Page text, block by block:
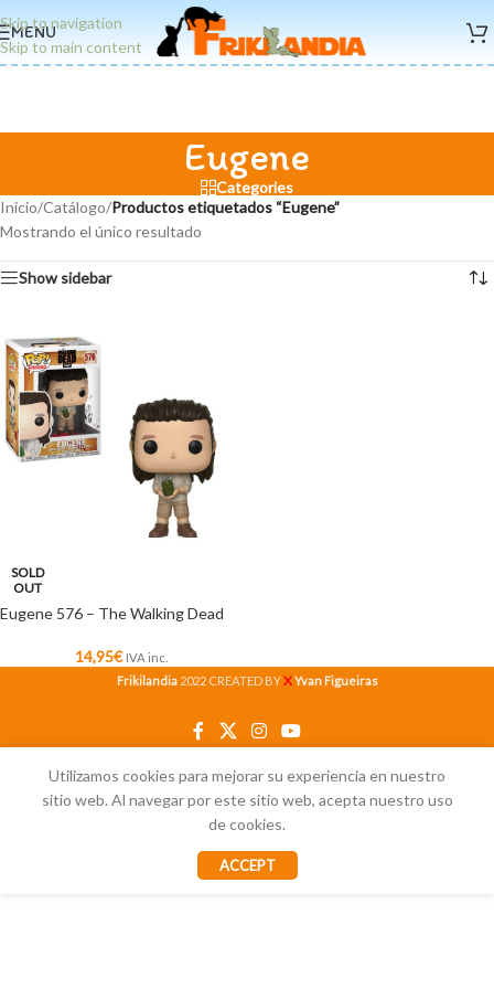
Skip to navigation
Skip to main content
MENU
Eugene
Categories
Inicio/Catálogo/Productos etiquetados “Eugene”
Mostrando el único resultado
Show sidebar
SOLD
OUT
Eugene 576 – The Walking Dead
14,95€ IVA inc.
Frikilandia 2022 CREATED BYXYvan Figueiras
Utilizamos cookies para mejorar su experiencia en nuestro
sitio web. Al navegar por este sitio web, acepta nuestro uso
de cookies.
ACCEPT